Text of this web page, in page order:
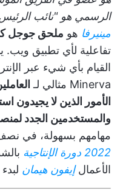
الرسمي هو "نائب
مينيرفا هو ملحق جوجل
تفاعلية لأي تطبيق ويب.
القيام بأي شيء عبر
Minerva مثالي لـ
الأمور الذين لا يجيدون
والمستخدمين الجدد
مهامهم بسهولة، في
2022 دورة الإنتاجية
الأعمال إيفون هيمان